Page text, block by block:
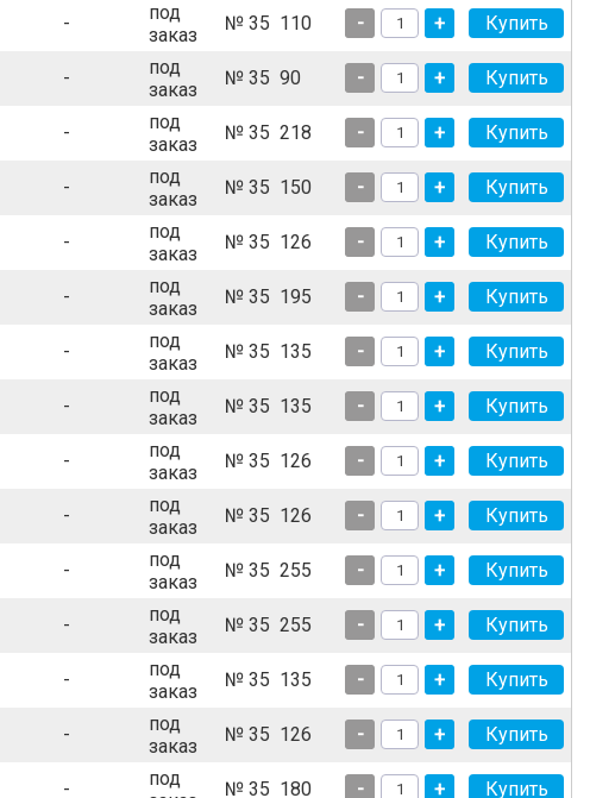
-
под
заказ
№ 35 110 - +
-
под
заказ
№ 35 90 - +
-
под
заказ
№ 35 218 - +
-
под
заказ
№ 35 150 - +
-
под
заказ
№ 35 126 - +
-
под
заказ
№ 35 195 - +
-
под
заказ
№ 35 135 - +
-
под
заказ
№ 35 135 - +
-
под
заказ
№ 35 126 - +
-
под
заказ
№ 35 126 - +
-
под
заказ
№ 35 255 - +
-
под
заказ
№ 35 255 - +
-
под
заказ
№ 35 135 - +
-
под
заказ
№ 35 126 - +
-
под
№ 35 180 - +